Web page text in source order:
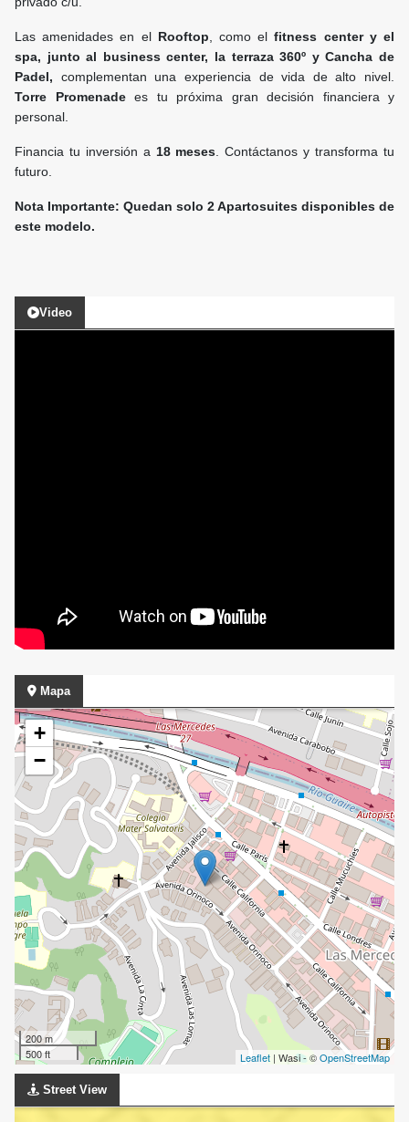
Las amenidades en el Rooftop , como elfitness center y el
spa, junto al business center, la terraza 360º y Cancha de
Padel, complementan una experiencia de vida de alto nivel.
Torre Promenadees tu próxima gran decisión financiera y
personal.
Financia tu inversión a 18 meses . Contáctanos y transforma tu
futuro.
Nota Importante: Quedan solo 2 Apartosuites disponibles de
este modelo.
Video
Mapa
+
−
200 m
500 ft
Leaflet | Wasi - ©OpenStreetMap
Street View